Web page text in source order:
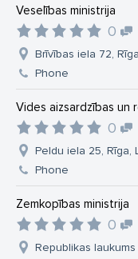
Veselības ministrija
0
Brīvības iela 72,
Phone
Vides aizsardzības un
0
Peldu iela 25, Rīga,
Phone
Zemkopības ministrija
0
Republikas laukums